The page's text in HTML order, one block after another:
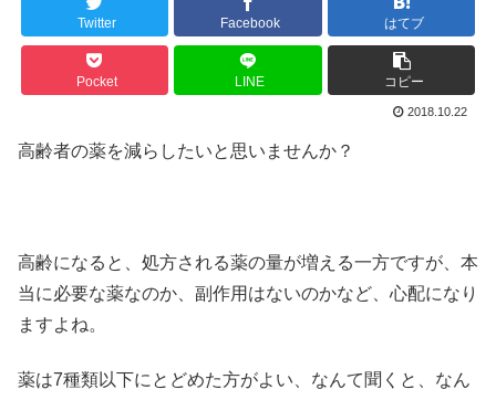
Twitter Facebook はてブ
Pocket LINE コピー
2018.10.22
高齢者の薬を減らしたいと思いませんか？
高齢になると、処方される薬の量が増える一方ですが、本
当に必要な薬なのか、副作用はないのかなど、心配になり
ますよね。
薬は7種類以下にとどめた方がよい、なんて聞くと、なん